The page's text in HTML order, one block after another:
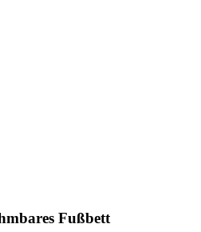
Fußbett